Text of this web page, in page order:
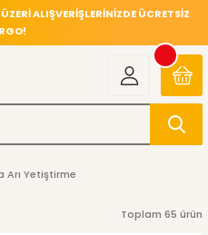
ALIŞVERİŞLERİNİZDE ÜCRETSİZ
Arı Yetiştirme
Toplam 65 ürün